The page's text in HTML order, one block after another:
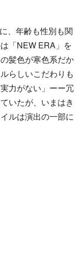
、年齢も性別も関
「NEW ERA」を
髪色が寒色系だか
らしいこだわりも
力がない」ーー冗
いたが、いまはき
ルは演出の一部に